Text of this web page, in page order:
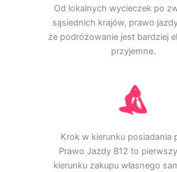
Od lokalnych wycieczek po
sąsiednich krajów, prawo
że podróżowanie jest bardziej
przyjemne.
Krok w kierunku posiadania
Prawo Jazdy B12 to
kierunku zakupu własnego